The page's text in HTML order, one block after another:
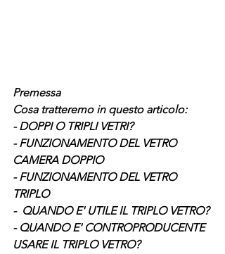
Premessa
Cosa tratteremo in questo articolo:
- DOPPI O TRIPLI VETRI?
- FUNZIONAMENTO DEL VETRO
CAMERA DOPPIO
- FUNZIONAMENTO DEL VETRO
TRIPLO
-  QUANDO E' UTILE IL TRIPLO VETRO?
- QUANDO E' CONTROPRODUCENTE
USARE IL TRIPLO VETRO?